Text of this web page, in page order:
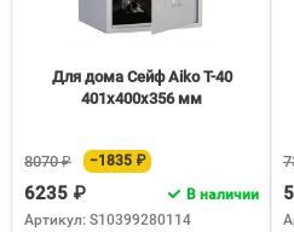
Для дома Сейф Aiko T-40
401x400x356 мм
8070 ₽ −1835 ₽
6235 ₽
В наличии
Артикул: S10399280114